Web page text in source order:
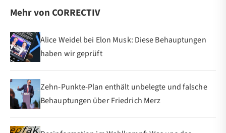
Mehr von CORRECTIV
Alice Weidel bei Elon Musk: Diese Behauptungen
haben wir geprüft
Zehn-Punkte-Plan enthält unbelegte und falsche
Behauptungen über Friedrich Merz